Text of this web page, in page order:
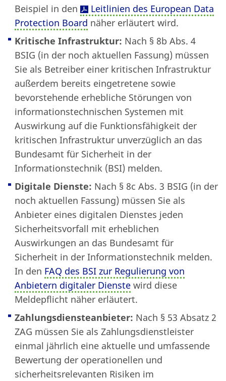
Beispiel in den
Leitlinien des European Data
Protection Board näher erläutert wird.
Kritische Infrastruktur: Nach § 8b Abs. 4
BSIG (in der noch aktuellen Fassung) müssen
Sie als Betreiber einer kritischen Infrastruktur
außerdem bereits eingetretene sowie
bevorstehende erhebliche Störungen von
informationstechnischen Systemen mit
Auswirkung auf die Funktionsfähigkeit der
kritischen Infrastruktur unverzüglich an das
Bundesamt für Sicherheit in der
Informationstechnik (BSI) melden.
Digitale Dienste: Nach § 8c Abs. 3 BSIG (in der
noch aktuellen Fassung) müssen Sie als
Anbieter eines digitalen Dienstes jeden
Sicherheitsvorfall mit erheblichen
Auswirkungen an das Bundesamt für
Sicherheit in der Informationstechnik melden.
In den FAQ des BSI zur Regulierung von
Anbietern digitaler Dienstewird diese
Meldepflicht näher erläutert.
Zahlungsdiensteanbieter: Nach § 53 Absatz 2
ZAG müssen Sie als Zahlungsdienstleister
einmal jährlich eine aktuelle und umfassende
Bewertung der operationellen und
sicherheitsrelevanten Risiken im